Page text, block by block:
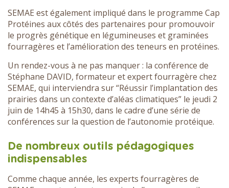
SEMAE est également impliqué dans le programme Cap
Protéines aux côtés des partenaires pour promouvoir
le progrès génétique en légumineuses et graminées
fourragères et l’amélioration des teneurs en protéines.
Un rendez-vous à ne pas manquer : la conférence de
Stéphane DAVID, formateur et expert fourragère chez
SEMAE, qui interviendra sur “Réussir l’implantation des
prairies dans un contexte d’aléas climatiques” le jeudi 2
juin de 14h45 à 15h30, dans le cadre d’une série de
conférences sur la question de l’autonomie protéique.
De nombreux outils pédagogiques
indispensables
Comme chaque année, les experts fourragères de